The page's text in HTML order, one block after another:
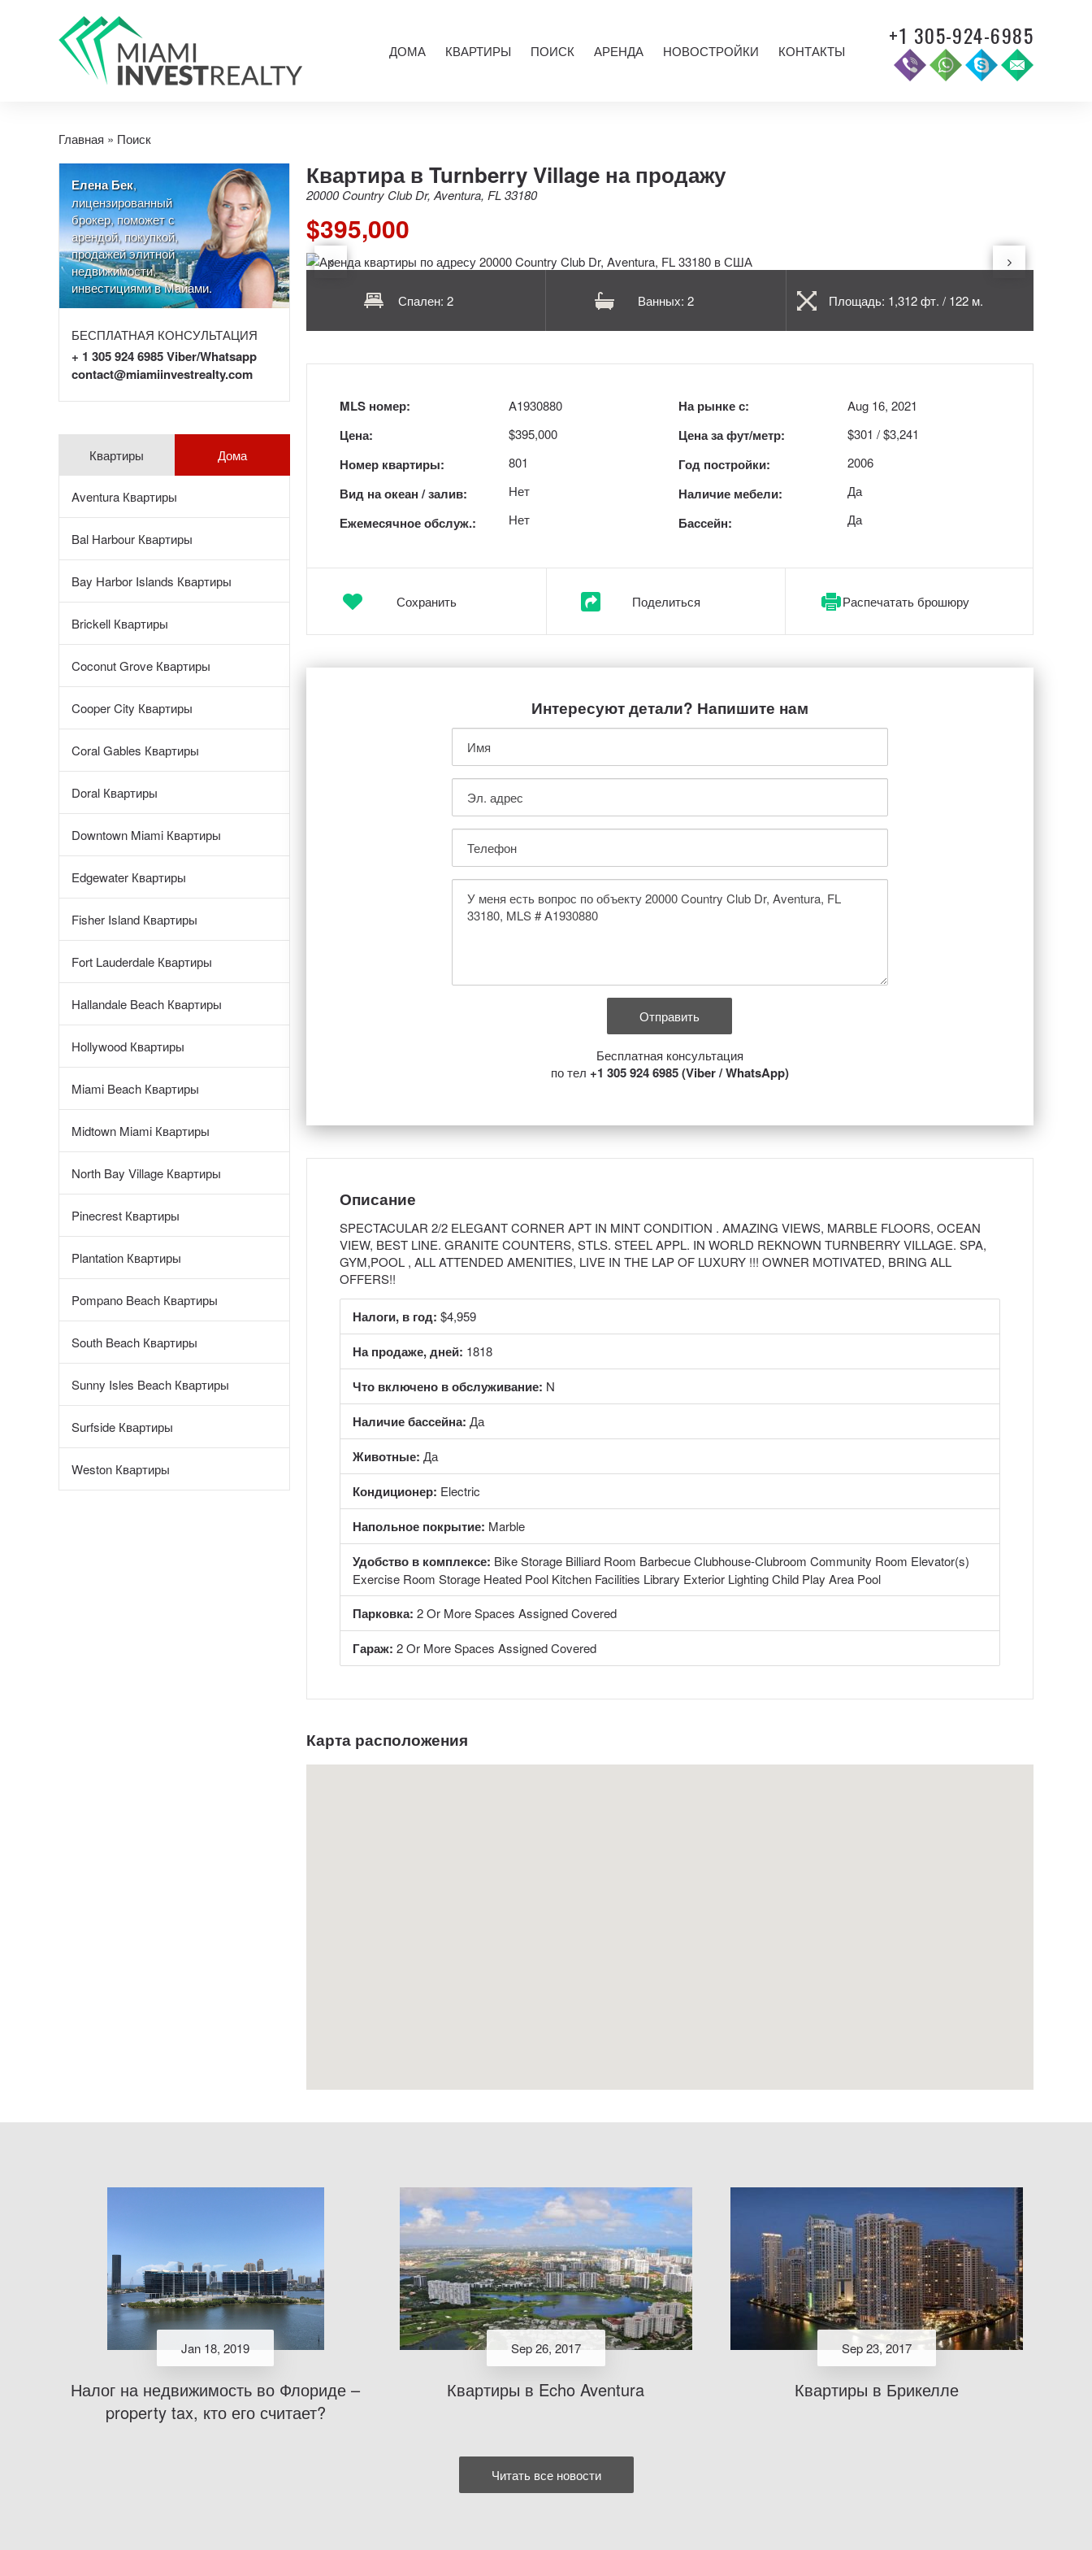
ДОМА КВАРТИРЫ ПОИСК АРЕНДА НОВОСТРОЙКИ КОНТАКТЫ
+1 305-924-6985
Главная » Поиск
Елена Бек,
лицензированный
брокер, поможет с
арендой, покупкой,
продажей элитной
недвижимости,
инвестициями в Майами.
БЕСПЛАТНАЯ КОНСУЛЬТАЦИЯ
+ 1 305 924 6985 Viber/Whatsapp
contact@miamiinvestrealty.com
Квартиры
Aventura Квартиры
Bal Harbour Квартиры
Bay Harbor Islands Квартиры
Brickell Квартиры
Coconut Grove Квартиры
Cooper City Квартиры
Coral Gables Квартиры
Doral Квартиры
Downtown Miami Квартиры
Edgewater Квартиры
Fisher Island Квартиры
Fort Lauderdale Квартиры
Hallandale Beach Квартиры
Hollywood Квартиры
Miami Beach Квартиры
Midtown Miami Квартиры
North Bay Village Квартиры
Pinecrest Квартиры
Plantation Квартиры
Pompano Beach Квартиры
South Beach Квартиры
Sunny Isles Beach Квартиры
Surfside Квартиры
Weston Квартиры
Дома
Квартира в Turnberry Village на продажу
20000 Country Club Dr, Aventura, FL 33180
$395,000
Спален: 2 Ванных: 2 Площадь: 1,312 фт. / 122 м.
MLS номер:
Цена:
Номер квартиры:
Вид на океан / залив:
Ежемесячное обслуж.:
A1930880
$395,000
801
Нет
Нет
На рынке с:
Цена за фут/метр:
Год постройки:
Наличие мебели:
Бассейн:
Aug 16, 2021
$301 / $3,241
2006
Да
Да
Сохранить Поделиться Распечатать брошюру
Интересуют детали? Напишите нам
Бесплатная консультация
по тел +1 305 924 6985 (Viber / WhatsApp)
Описание
SPECTACULAR 2/2 ELEGANT CORNER APT IN MINT CONDITION . AMAZING VIEWS, MARBLE FLOORS, OCEAN
VIEW, BEST LINE. GRANITE COUNTERS, STLS. STEEL APPL. IN WORLD REKNOWN TURNBERRY VILLAGE. SPA,
GYM,POOL , ALL ATTENDED AMENITIES, LIVE IN THE LAP OF LUXURY !!! OWNER MOTIVATED, BRING ALL
OFFERS!!
Налоги, в год: $4,959
На продаже, дней: 1818
Что включено в обслуживание: N
Наличие бассейна: Да
Животные: Да
Кондиционер: Electric
Напольное покрытие: Marble
Удобство в комплексе: Bike Storage Billiard Room Barbecue Clubhouse-Clubroom Community Room Elevator(s)
Exercise Room Storage Heated Pool Kitchen Facilities Library Exterior Lighting Child Play Area Pool
Парковка: 2 Or More Spaces Assigned Covered
Гараж: 2 Or More Spaces Assigned Covered
Карта расположения
Jan 18, 2019
Налог на недвижимость во Флориде –
property tax, кто его считает?
Sep 26, 2017
Квартиры в Echo Aventura
Sep 23, 2017
Квартиры в Брикелле
Читать все новости